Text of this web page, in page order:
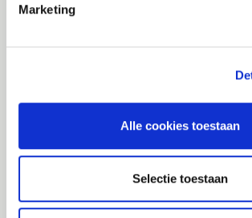
Marketing
Alle cookies toestaan
Selectie toestaan
nemen. Elke reproductie en elk gebruik
Onderscheidende kenmerken
De firmanaam, de logo’s, producten en
P&V Verzekeringen. U mag ze niet
voorafgaande schriftelijke toestemming.
Hyperlinks
Wij zijn niet verantwoordelijk voor de
hyperlinks worden u louter als dienst